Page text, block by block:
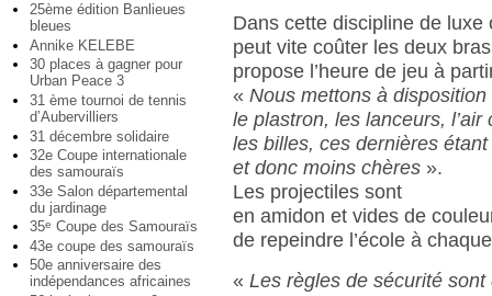
25ème édition Banlieues
bleues
Annike KELEBE
30 places à gagner pour
Urban Peace 3
31 ème tournoi de tennis
d’Aubervilliers
31 décembre solidaire
32e Coupe internationale
des samouraïs
33e Salon départemental
du jardinage
35e Coupe des Samouraïs
43e coupe des samouraïs
50e anniversaire des
indépendances africaines
Dans cette discipline de luxe
peut vite coûter les deux
propose l’heure de jeu à
«Nous mettons à
le plastron, les lanceurs, l’air
les billes, ces dernières
et donc moins chères ».
Les projectiles sont
en amidon et vides de
de repeindre l’école à
«Les règles de sécurité